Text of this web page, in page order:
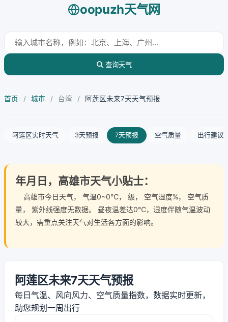
oopuzh天气网
查询天气
首页 / 城市 / 台湾 / 阿莲区未来7天天气预报
阿莲区实时天气 3天预报 7天预报 空气质量 出行建议
年月日，高雄市天气小贴士：
高雄市今日天气， 气温0~0℃， 级， 空气湿度%， 空气质
量， 紫外线强度无数据。 昼夜温差达0℃，湿度伴随气温波动
较大，需重点关注天气对生活各方面的影响。
阿莲区未来7天天气预报
每日气温、风向风力、空气质量指数，数据实时更新，
助您规划一周出行